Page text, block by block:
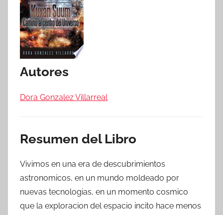
Autores
Dora Gonzalez Villarreal
Resumen del Libro
Vivimos en una era de descubrimientos
astronomicos, en un mundo moldeado por
nuevas tecnologias, en un momento cosmico
que la exploracion del espacio incito hace menos